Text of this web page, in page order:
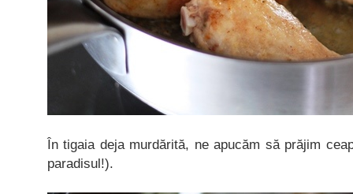
În tigaia deja murdărită, ne apucăm să prăjim
paradisul!).